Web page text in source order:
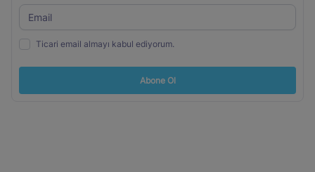
Ticari email almayı kabul ediyorum.
Abone Ol